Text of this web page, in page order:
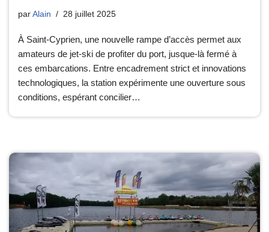
par Alain 28 juillet 2025
À Saint-Cyprien, une nouvelle rampe d’accès permet aux
amateurs de jet-ski de profiter du port, jusque-là fermé à
ces embarcations. Entre encadrement strict et innovations
technologiques, la station expérimente une ouverture sous
conditions, espérant concilier…